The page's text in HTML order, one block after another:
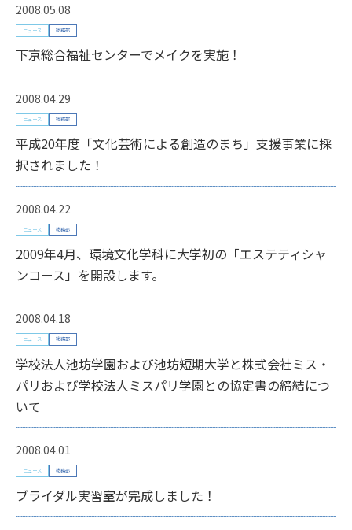
2008.05.08
ニュース 総務部
下京総合福祉センターでメイクを実施！
2008.04.29
ニュース 総務部
平成20年度「文化芸術による創造のまち」支援事業に採
択されました！
2008.04.22
ニュース 総務部
2009年4月、環境文化学科に大学初の「エステティシャ
ンコース」を開設します。
2008.04.18
ニュース 総務部
学校法人池坊学園および池坊短期大学と株式会社ミス・
パリおよび学校法人ミスパリ学園との協定書の締結につ
いて
2008.04.01
ニュース 総務部
ブライダル実習室が完成しました！